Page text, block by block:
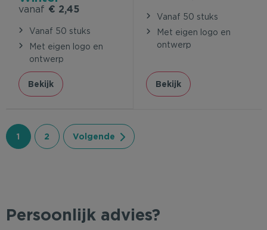
vanaf € 2,45
Vanaf 50 stuks
Met eigen logo en
ontwerp
Bekijk
Vanaf 50 stuks
Met eigen logo en
ontwerp
Bekijk
1 2 Volgende
Persoonlijk advies?